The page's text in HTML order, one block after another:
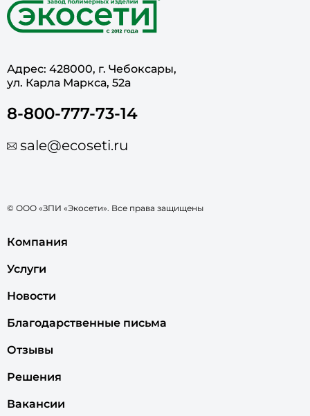
Адрес: 428000, г. Чебоксары,
ул. Карла Маркса, 52а
8-800-777-73-14
sale@ecoseti.ru
© ООО «ЗПИ «Экосети». Все права защищены
Компания
Услуги
Новости
Благодарственные письма
Отзывы
Решения
Вакансии